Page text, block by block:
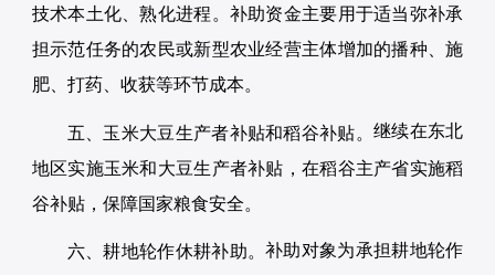
技术本土化、熟化进程。补助资金主要用于适当弥补承
担示范任务的农民或新型农业经营主体增加的播种、施
肥、打药、收获等环节成本。
五、玉米大豆生产者补贴和稻谷补贴。继续在东北
地区实施玉米和大豆生产者补贴，在稻谷主产省实施稻
谷补贴，保障国家粮食安全。
六、耕地轮作休耕补助。补助对象为承担耕地轮作